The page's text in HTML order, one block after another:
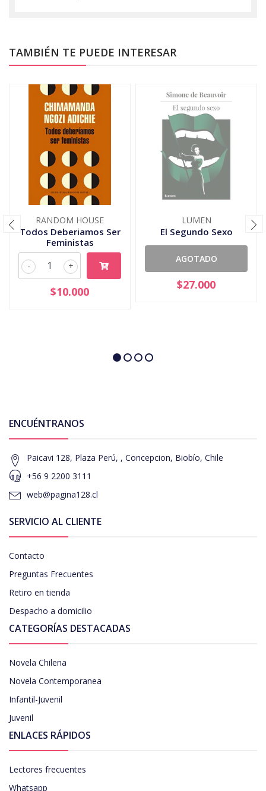
TAMBIÉN TE PUEDE INTERESAR
RANDOM HOUSE
Todos Deberiamos Ser
Feministas
+
-
$10.000
LUMEN
El Segundo Sexo
AGOTADO
$27.000
ENCUÉNTRANOS
Paicavi 128, Plaza Perú, , Concepcion, Biobío, Chile
+56 9 2200 3111
web@pagina128.cl
SERVICIO AL CLIENTE
Contacto
Preguntas Frecuentes
Retiro en tienda
Despacho a domicilio
CATEGORÍAS DESTACADAS
Novela Chilena
Novela Contemporanea
Infantil-Juvenil
Juvenil
ENLACES RÁPIDOS
Lectores frecuentes
Whatsapp